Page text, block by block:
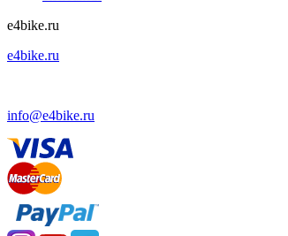
e4bike.ru
e4bike.ru
info@e4bike.ru